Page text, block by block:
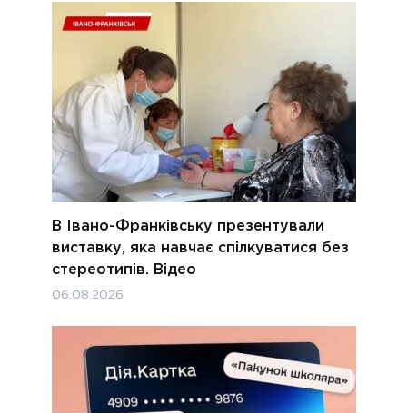
В Івано-Франківську презентували
виставку, яка навчає спілкуватися без
стереотипів. Відео
06.08.2026